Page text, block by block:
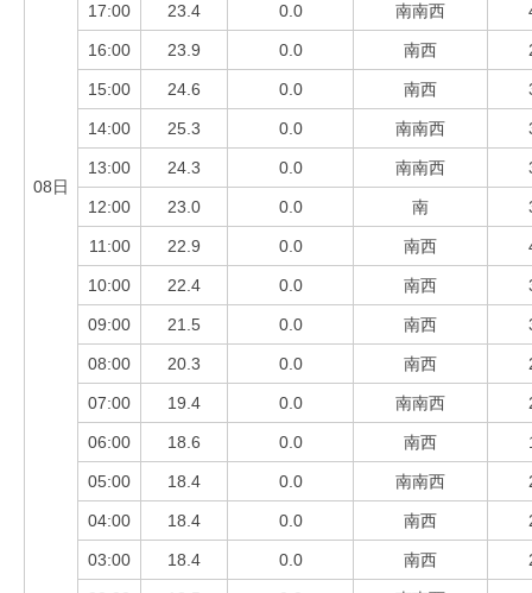
08日
17:00 23.4 0.0 南南西
16:00 23.9 0.0 南西
15:00 24.6 0.0 南西
14:00 25.3 0.0 南南西
13:00 24.3 0.0 南南西
12:00 23.0 0.0 南
11:00 22.9 0.0 南西
10:00 22.4 0.0 南西
09:00 21.5 0.0 南西
08:00 20.3 0.0 南西
07:00 19.4 0.0 南南西
06:00 18.6 0.0 南西
05:00 18.4 0.0 南南西
04:00 18.4 0.0 南西
03:00 18.4 0.0 南西